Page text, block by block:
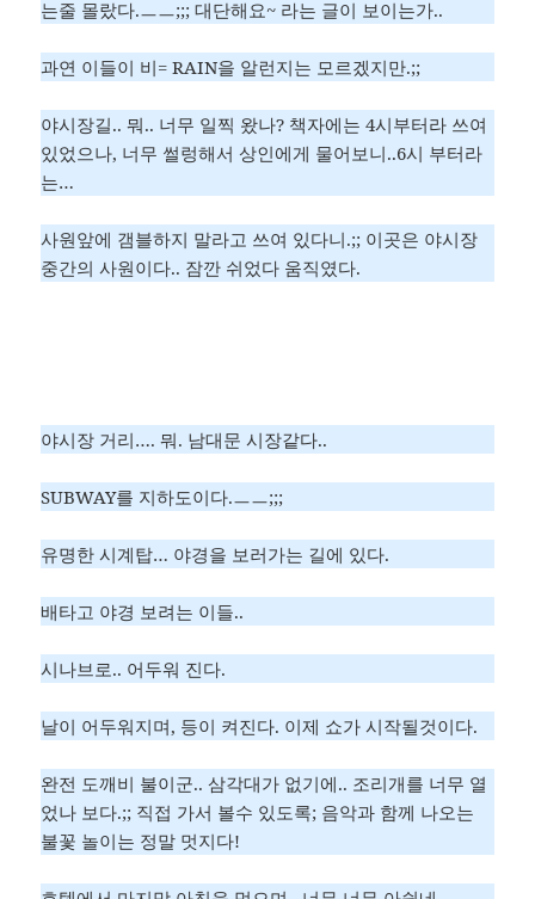
는줄 몰랐다.ㅡㅡ;;; 대단해요~ 라는 글이 보이는가..
과연 이들이 비= RAIN을 알런지는 모르겠지만.;;
야시장길.. 뭐.. 너무 일찍 왔나? 책자에는 4시부터라 쓰여
있었으나, 너무 썰렁해서 상인에게 물어보니..6시 부터라
는…
사원앞에 갬블하지 말라고 쓰여 있다니.;; 이곳은 야시장
중간의 사원이다.. 잠깐 쉬었다 움직였다.
야시장 거리…. 뭐. 남대문 시장같다..
SUBWAY를 지하도이다.ㅡㅡ;;;
유명한 시계탑… 야경을 보러가는 길에 있다.
배타고 야경 보려는 이들..
시나브로.. 어두워 진다.
날이 어두워지며, 등이 켜진다. 이제 쇼가 시작될것이다.
완전 도깨비 불이군.. 삼각대가 없기에.. 조리개를 너무 열
었나 보다.;; 직접 가서 볼수 있도록; 음악과 함께 나오는
불꽃 놀이는 정말 멋지다!